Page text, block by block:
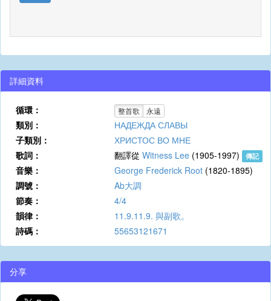
詳細資料
循環： 整首歌 永遠
類別：
НАДЕЖДА СЛАВЫ
子類別：
ХРИСТОС ВО МНЕ
歌詞：
翻譯從 Witness Lee (1905-1997) 傳記
音樂： George Frederick Root (1820-1895)
調號：
Ab大調
節奏：
4/4
韻律：
11.9.11.9. 與副歌。
詩碼：
55653121671
分享